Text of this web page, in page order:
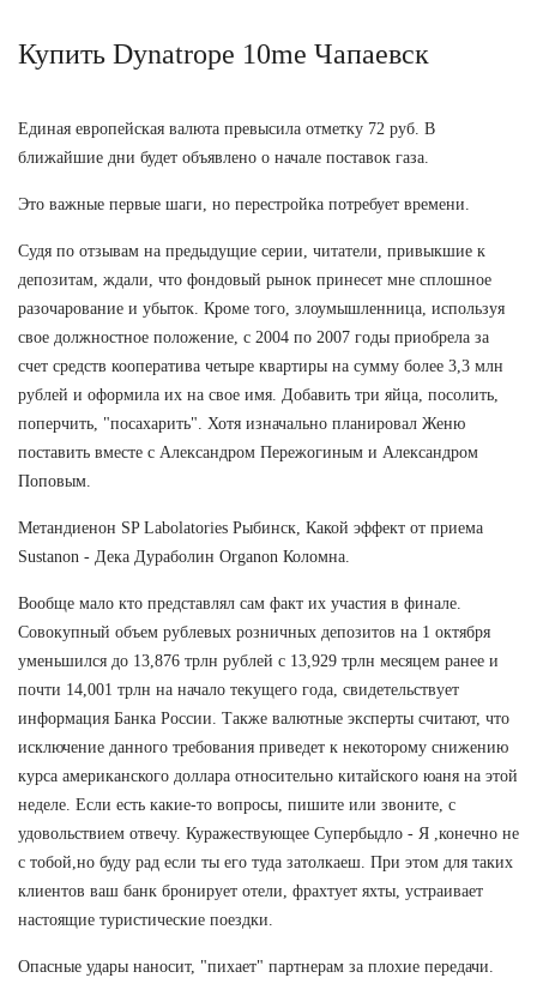
Купить Dynatrope 10me Чапаевск
Единая европейская валюта превысила отметку 72 руб. В
ближайшие дни будет объявлено о начале поставок газа.
Это важные первые шаги, но перестройка потребует времени.
Судя по отзывам на предыдущие серии, читатели, привыкшие к
депозитам, ждали, что фондовый рынок принесет мне сплошное
разочарование и убыток. Кроме того, злоумышленница, используя
свое должностное положение, с 2004 по 2007 годы приобрела за
счет средств кооператива четыре квартиры на сумму более 3,3 млн
рублей и оформила их на свое имя. Добавить три яйца, посолить,
поперчить, "посахарить". Хотя изначально планировал Женю
поставить вместе с Александром Пережогиным и Александром
Поповым.
Метандиенон SP Labolatories Рыбинск, Какой эффект от приема
Sustanon - Дека Дураболин Organon Коломна.
Вообще мало кто представлял сам факт их участия в финале.
Совокупный объем рублевых розничных депозитов на 1 октября
уменьшился до 13,876 трлн рублей с 13,929 трлн месяцем ранее и
почти 14,001 трлн на начало текущего года, свидетельствует
информация Банка России. Также валютные эксперты считают, что
исключение данного требования приведет к некоторому снижению
курса американского доллара относительно китайского юаня на этой
неделе. Если есть какие-то вопросы, пишите или звоните, с
удовольствием отвечу. Куражествующее Супербыдло - Я ,конечно не
с тобой,но буду рад если ты его туда затолкаеш. При этом для таких
клиентов ваш банк бронирует отели, фрахтует яхты, устраивает
настоящие туристические поездки.
Опасные удары наносит, "пихает" партнерам за плохие передачи.